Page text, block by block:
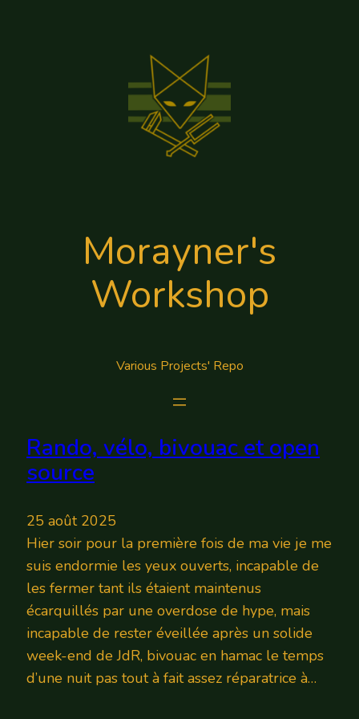
Morayner's
Workshop
Various Projects' Repo
Rando, vélo, bivouac et open
source
25 août 2025
Hier soir pour la première fois de ma vie je me
suis endormie les yeux ouverts, incapable de
les fermer tant ils étaient maintenus
écarquillés par une overdose de hype, mais
incapable de rester éveillée après un solide
week-end de JdR, bivouac en hamac le temps
d’une nuit pas tout à fait assez réparatrice à…